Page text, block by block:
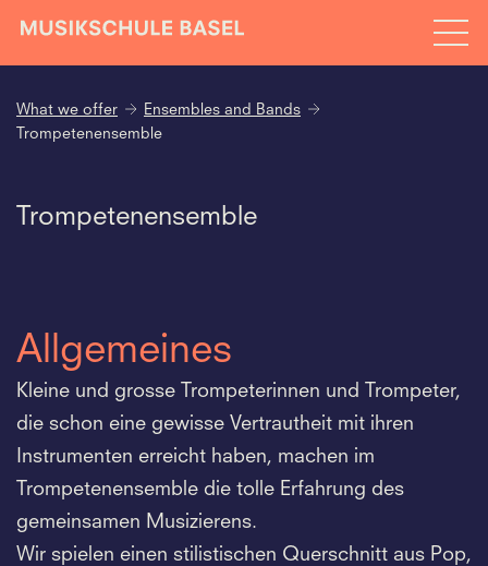
What we offer
Ensembles and Bands
Trompetenensemble
Trompetenensemble
Allgemeines
Kleine und grosse Trompeterinnen und Trompeter,
die schon eine gewisse Vertrautheit mit ihren
Instrumenten erreicht haben, machen im
Trompetenensemble die tolle Erfahrung des
gemeinsamen Musizierens.
Wir spielen einen stilistischen Querschnitt aus Pop,